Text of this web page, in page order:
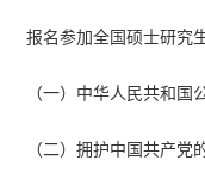
报名参加全国硕士研究
（一）中华人民共和国
（二）拥护中国共产党